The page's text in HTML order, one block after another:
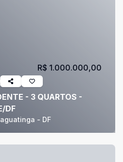
- 3 QUARTOS -
DF
- DF
R$ 1.000.000,00